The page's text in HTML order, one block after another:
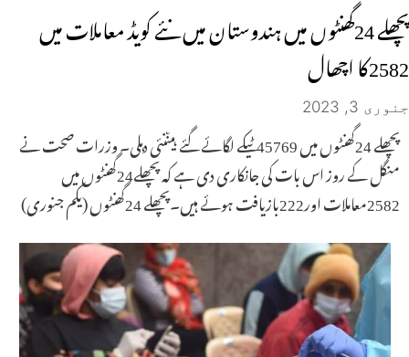
پچھلے 24گھنٹوں میں ہندوستان میں نئے کویڈ معاملات میں
2582کا اچھال
جنوری 3, 2023
پچھلے 24گھنٹوں میں 45769ٹیکے لگائے گئے ہیںنئی دہلی۔ وزرات صحت نے
منگل کے روز اس بات کی جانکاری دی ہے کہ پچھلے24گھنٹوں میں
2582معاملات اور222بازیافت ہوئے ہیں۔پچھلے 24گھنٹوں (یکم جنوری)